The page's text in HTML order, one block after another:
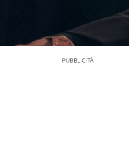
PUBBLICITÀ